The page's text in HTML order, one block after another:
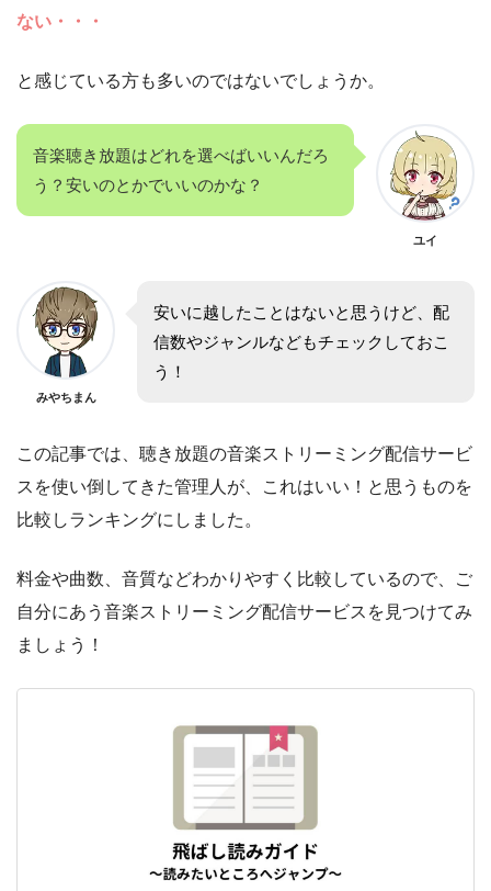
ない・・・
と感じている方も多いのではないでしょうか。
音楽聴き放題はどれを選べばいいんだろ
う？安いのとかでいいのかな？
ユイ
みやちまん
安いに越したことはないと思うけど、配
信数やジャンルなどもチェックしておこ
う！
この記事では、聴き放題の音楽ストリーミング配信サービ
スを使い倒してきた管理人が、これはいい！と思うものを
比較しランキングにしました。
料金や曲数、音質などわかりやすく比較しているので、ご
自分にあう音楽ストリーミング配信サービスを見つけてみ
ましょう！